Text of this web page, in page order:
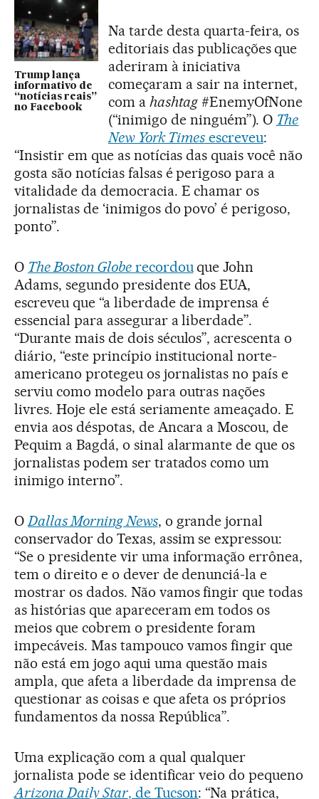
Trump lança
informativo de
“notícias reais”
no Facebook
Na tarde desta quarta-feira, os
editoriais das publicações que
aderiram à iniciativa
começaram a sair na internet,
com a hashtag#EnemyOfNone
(“inimigo de ninguém”). O The
New York Timesescreveu:
“Insistir em que as notícias das quais você não
gosta são notícias falsas é perigoso para a
vitalidade da democracia. E chamar os
jornalistas de ‘inimigos do povo’ é perigoso,
ponto”.
O The Boston Globerecordouque John
Adams, segundo presidente dos EUA,
escreveu que “a liberdade de imprensa é
essencial para assegurar a liberdade”.
“Durante mais de dois séculos”, acrescenta o
diário, “este princípio institucional norte-
americano protegeu os jornalistas no país e
serviu como modelo para outras nações
livres. Hoje ele está seriamente ameaçado. E
envia aos déspotas, de Ancara a Moscou, de
Pequim a Bagdá, o sinal alarmante de que os
jornalistas podem ser tratados como um
inimigo interno”.
ODallas Morning News, o grande jornal
conservador do Texas, assim se expressou:
“Se o presidente vir uma informação errônea,
tem o direito e o dever de denunciá-la e
mostrar os dados. Não vamos fingir que todas
as histórias que apareceram em todos os
meios que cobrem o presidente foram
impecáveis. Mas tampouco vamos fingir que
não está em jogo aqui uma questão mais
ampla, que afeta a liberdade da imprensa de
questionar as coisas e que afeta os próprios
fundamentos da nossa República”.
Uma explicação com a qual qualquer
jornalista pode se identificar veio do pequeno
Arizona Daily Star, de Tucson: “Na prática,